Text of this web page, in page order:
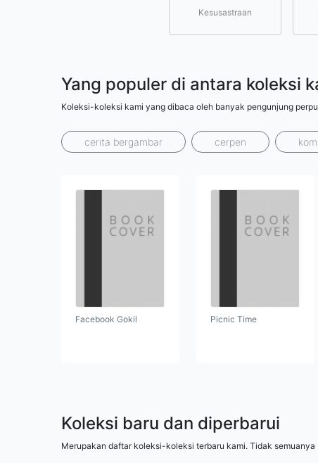
Kesusastraan
Yang populer di antara koleksi
Koleksi-koleksi kami yang dibaca oleh banyak pengunjung
cerita bergambar cerpen
Facebook Gokil
Picnic Time
Koleksi baru dan diperbarui
Merupakan daftar koleksi-koleksi terbaru kami. Tidak